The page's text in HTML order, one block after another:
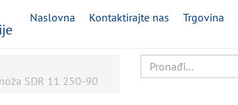
Naslovna Kontaktirajte nas Trgovina
SDR 11 250-90